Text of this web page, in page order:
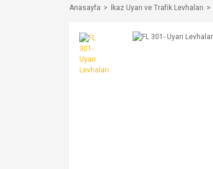
Anasayfa İkaz Uyarı ve Trafik Levhaları